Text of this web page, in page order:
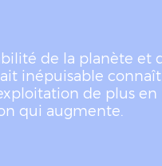
de la planète et
inépuisable
de plus en
qui augmente.